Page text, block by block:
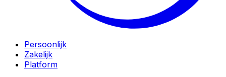
Persoonlijk
Zakelijk
Platform